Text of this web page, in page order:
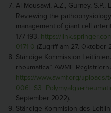
Al-Mousawi, A.Z., Gurney, S.P.,
Reviewing the
management of giant cell
177-193. https://
0171-0 (Zugriff am 27. Oktober
Ständige Kommission
rheumatica”. AWMF-
https://www.awmf.org/
006l_S3_Polymyalgia-
September 2022).
Ständige Kommision des